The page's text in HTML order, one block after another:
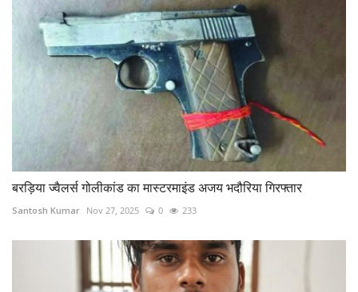
बरड़िया ज्वैलर्स गोलीकांड का मास्टरमाइंड अजय भदौरिया गिरफ्तार
Santosh Kumar Nov 27, 2025 0 233